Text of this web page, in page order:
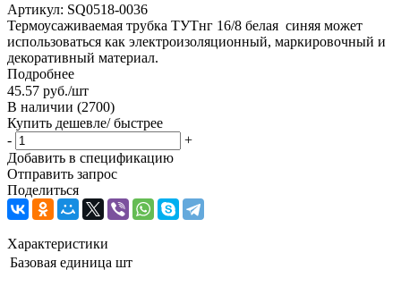
Артикул: SQ0518-0036
Термоусаживаемая трубка ТУТнг 16/8 белая синяя может
использоваться как электроизоляционный, маркировочный и
декоративный материал.
Подробнее
45.57 руб./шт
В наличии (2700)
Купить дешевле/ быстрее
-
+
Добавить в спецификацию
Отправить запрос
Поделиться
Характеристики
Базовая единица шт